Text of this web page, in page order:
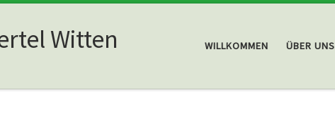
Witten WILLKOMMEN ÜBER UNS